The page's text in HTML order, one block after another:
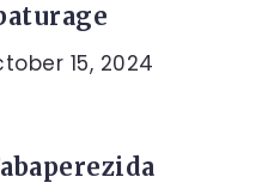
15, 2024